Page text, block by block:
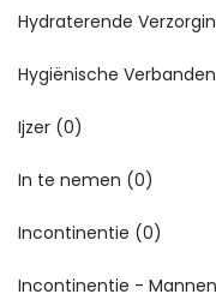
Hydraterende
Hygiënische Verbanden
Ijzer (0)
In te nemen (0)
Incontinentie (0)
Incontinentie - Mannen